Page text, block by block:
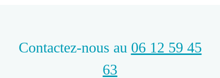
Contactez-nous au 06 12 59 45
63